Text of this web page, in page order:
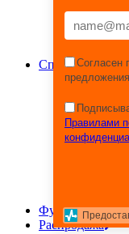
Спортивные
Фитнес,
Игровые
Турники
Футбол
Распродажа
Согласен
Правилами